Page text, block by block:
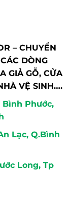
– CHUYỂN
DÒNG
GIẢ GỖ, CỬA
VỆ SINH….
Bình Phước,
Lạc, Q.Bình
Long, Tp